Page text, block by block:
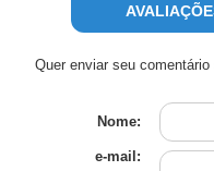
Quer enviar seu
Nome:
e-mail: